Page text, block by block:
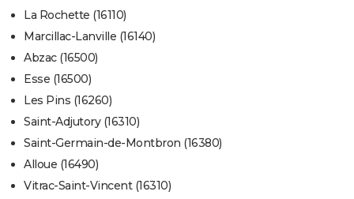
La Rochette (16110)
Marcillac-Lanville (16140)
Abzac (16500)
Esse (16500)
Les Pins (16260)
Saint-Adjutory (16310)
Saint-Germain-de-Montbron (16380)
Alloue (16490)
Vitrac-Saint-Vincent (16310)